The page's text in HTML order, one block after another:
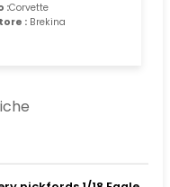
:Corvette
: Brekina